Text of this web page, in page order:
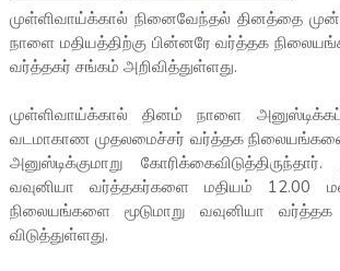
முள்ளிவாய்க்கால் நினைவேந்தல் தினத்தை
நாளை மதியத்திற்கு பின்னரே வர்த்தக
வர்த்தகர் சங்கம் அறிவித்துள்ளது.
முள்ளிவாய்க்கால் தினம் நாளை
வடமாகாண முதலமைச்சர் வர்த்தக நிலையங்களை
அனுஸ்டிக்குமாறு
வவுனியா வர்த்தகர்களை மதியம் 12.00
நிலையங்களை மூடுமாறு வவுனியா
விடுத்துள்ளது.